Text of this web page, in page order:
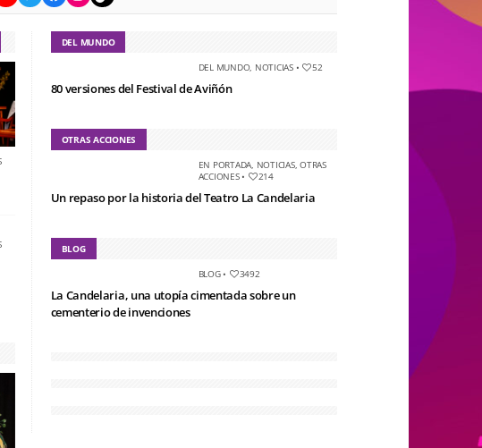
DEL MUNDO
DEL MUNDO, NOTICIAS• 52
80 versiones del Festival de Aviñón
OTRAS ACCIONES
EN PORTADA, NOTICIAS,OTRAS
ACCIONES• 214
Un repaso por la historia del Teatro La Candelaria
BLOG
BLOG• 3492
La Candelaria, una utopía cimentada sobre un
cementerio de invenciones